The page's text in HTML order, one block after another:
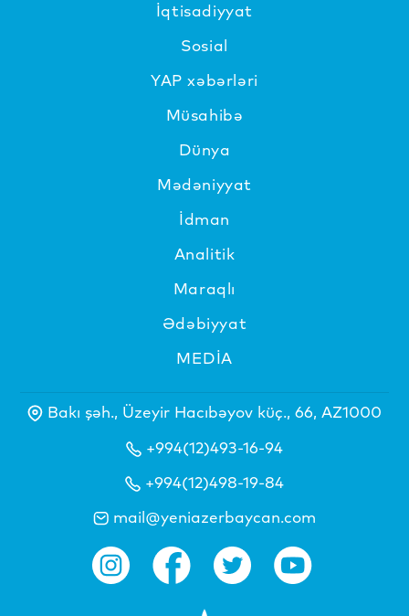
İqtisadiyyat
Sosial
YAP xəbərləri
Müsahibə
Dünya
Mədəniyyat
İdman
Analitik
Maraqlı
Ədəbiyyat
MEDİA
Bakı şəh., Üzeyir Hacıbəyov küç., 66, AZ1000
+994(12)493-16-94
+994(12)498-19-84
mail@yeniazerbaycan.com